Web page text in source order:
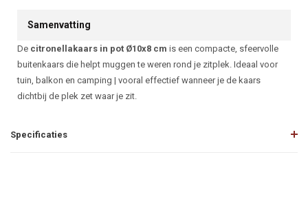
Samenvatting
De citronellakaars in pot Ø10x8 cm is een compacte, sfeervolle
buitenkaars die helpt muggen te weren rond je zitplek. Ideaal voor
tuin, balkon en camping | vooral effectief wanneer je de kaars
dichtbij de plek zet waar je zit.
Specificaties